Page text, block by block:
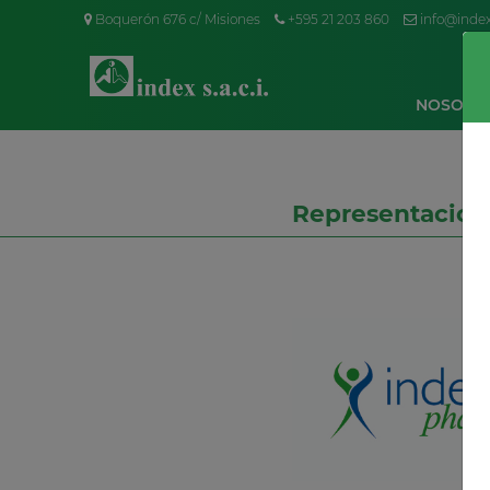
Boquerón 676 c/ Misiones +595 21 203 860